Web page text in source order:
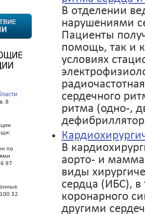
8
по
97
32
В отделении
нарушениями
Пациенты
помощь, так и
условиях
сердечного
ритма (одно-,
В
аорто- и
виды
сердца (ИБС), в
коронарного
другими